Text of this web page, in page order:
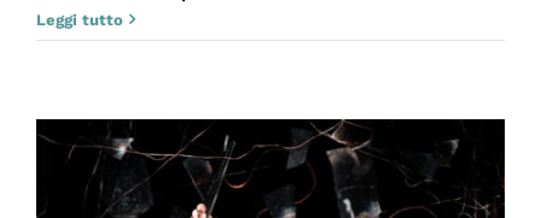
Leggi tutto